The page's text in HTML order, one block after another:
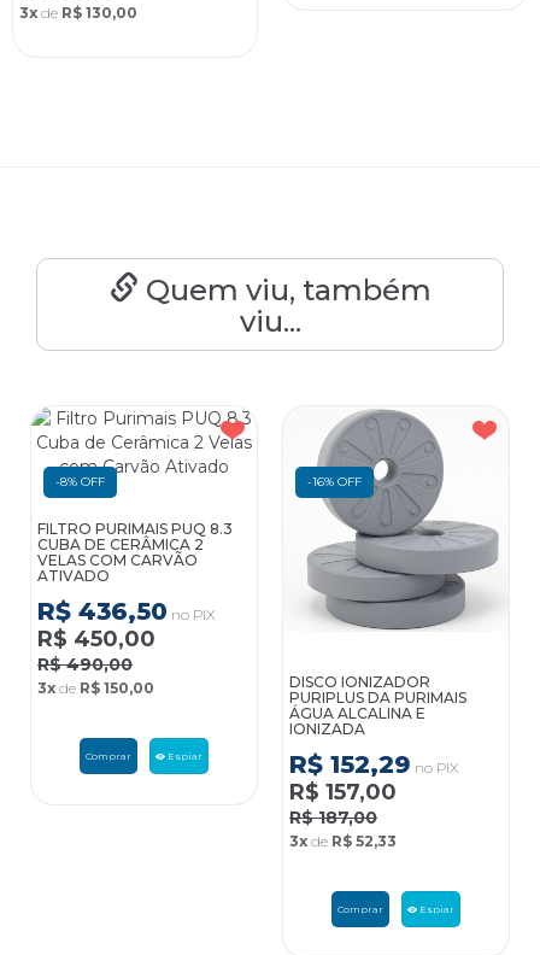
3x de R$ 130,00
Quem viu, também
viu...
FILTRO PURIMAIS PUQ 8.3
CUBA DE CERÂMICA 2
VELAS COM CARVÃO
ATIVADO
-8% OFF
R$ 436,50 no PIX
R$ 450,00
R$ 490,00
3x de R$ 150,00
Comprar Espiar
DISCO IONIZADOR
PURIPLUS DA PURIMAIS
ÁGUA ALCALINA E
IONIZADA
-16% OFF
R$ 152,29 no PIX
R$ 157,00
R$ 187,00
3x de R$ 52,33
Comprar Espiar